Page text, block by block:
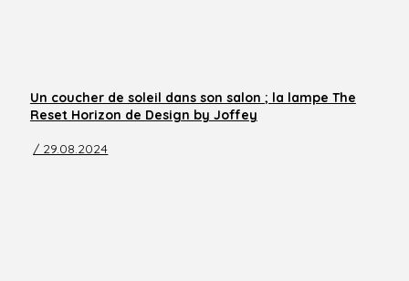
Un coucher de soleil dans son salon ; la lampe The
Reset Horizon de Design by Joffey
/ 29.08.2024